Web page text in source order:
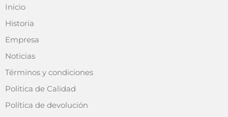
Inicio
Historia
Empresa
Noticias
Términos y condiciones
Politica de Calidad
Política de devolución